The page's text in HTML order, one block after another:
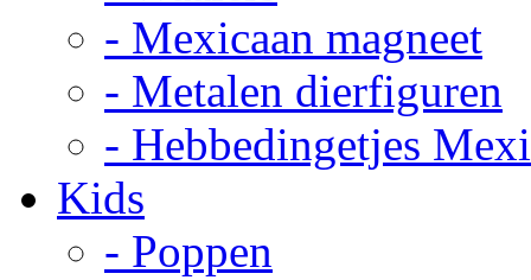
- Mexicaan magneet
- Metalen dierfiguren
- Hebbedingetjes
Kids
- Poppen